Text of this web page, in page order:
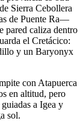
Sierra Cebollera
de Puente Ra—
pared caliza dentro
el Cretácico:
y un Baryonyx
con Atapuerca
en altitud, pero
a Igea y
sol.